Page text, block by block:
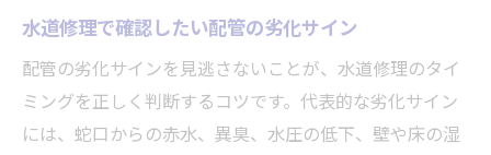
水道修理で確認したい配管の劣化サイン
配管の劣化サインを見逃さないことが、水道修理のタイ
ミングを正しく判断するコツです。代表的な劣化サイン
には、蛇口からの赤水、異臭、水圧の低下、壁や床の湿